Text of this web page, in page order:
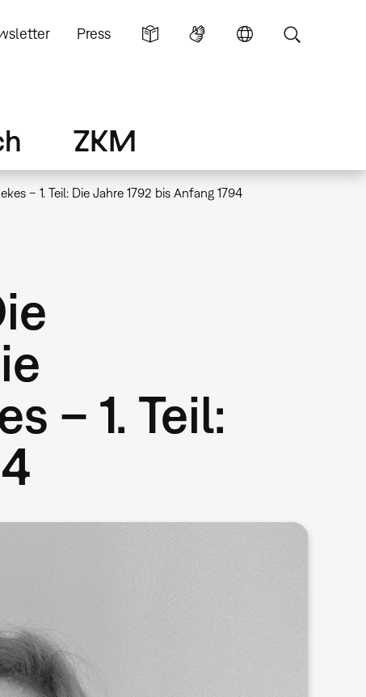
Press
ZKM
– 1. Teil: Die Jahre 1792 bis Anfang 1794
– 1. Teil: